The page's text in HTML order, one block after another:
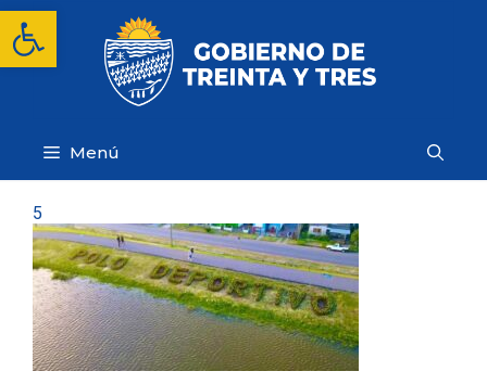
Abrir barra de herramientas
Saltar
contenido
Menú
5